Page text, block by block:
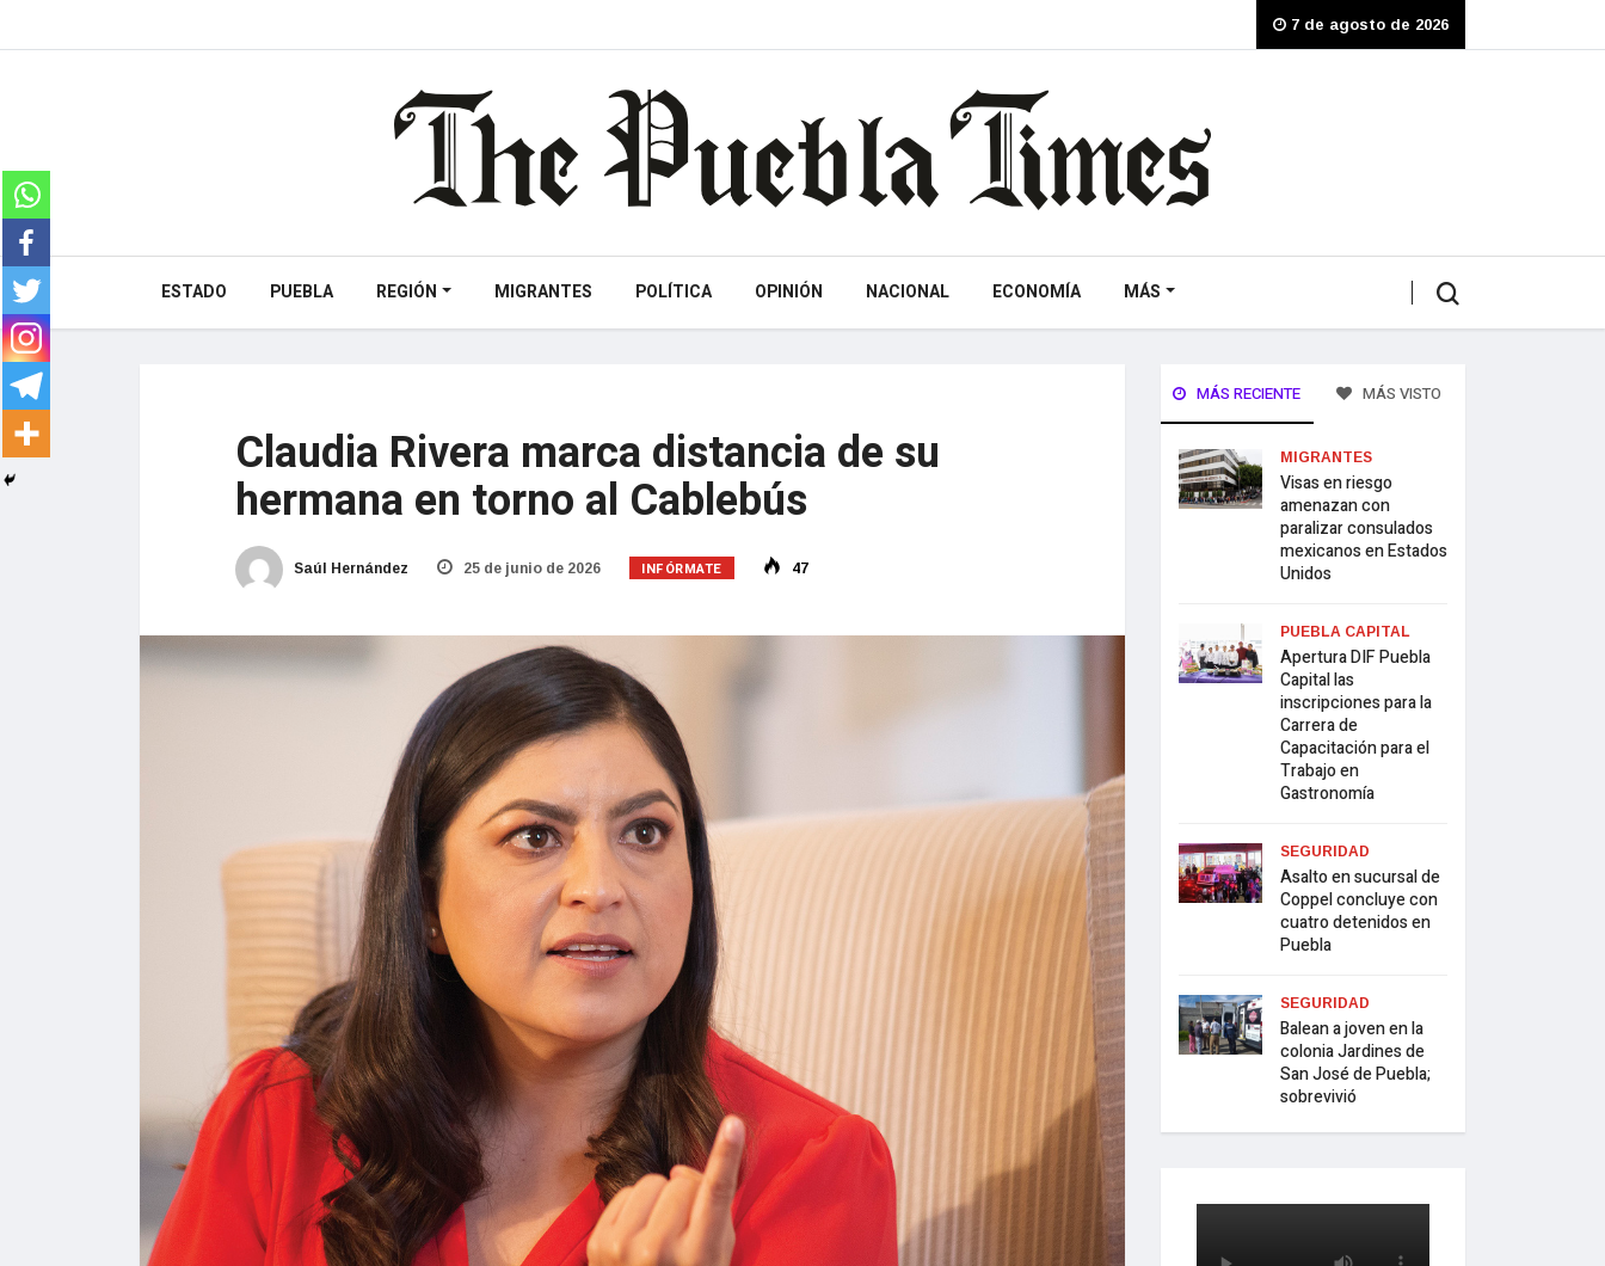
7 de agosto de 2026
ESTADO PUEBLA REGIÓN MIGRANTES POLÍTICA OPINIÓN NACIONAL ECONOMÍA MÁS
Claudia Rivera marca distancia de su
hermana en torno al Cablebús
Saúl Hernández 25 de junio de 2026 INFÓRMATE 47
MÁS RECIENTE MÁS VISTO
MIGRANTES
Visas en riesgo
amenazan con
paralizar consulados
mexicanos en Estados
Unidos
PUEBLA CAPITAL
Apertura DIF Puebla
Capital las
inscripciones para la
Carrera de
Capacitación para el
Trabajo en
Gastronomía
SEGURIDAD
Asalto en sucursal de
Coppel concluye con
cuatro detenidos en
Puebla
SEGURIDAD
Balean a joven en la
colonia Jardines de
San José de Puebla;
sobrevivió